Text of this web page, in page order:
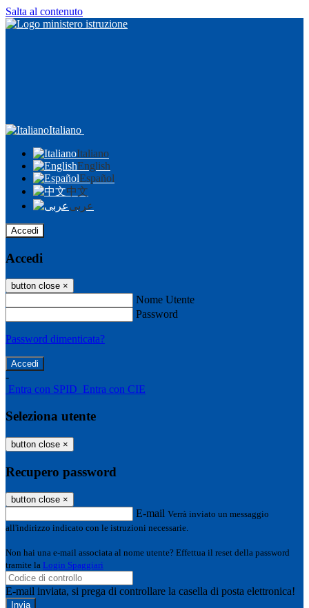
Salta al contenuto
Italiano
Italiano
English
Español
中文
عربى
Accedi
Accedi
button close ×
Nome Utente
Password
Password dimenticata?
-
Entra con SPID Entra con CIE
Seleziona utente
button close ×
Recupero password
button close ×
E-mail Verrà inviato un messaggio
all'indirizzo indicato con le istruzioni necessarie.
Non hai una e-mail associata al nome utente? Effettua il reset della password
tramite la Login Spaggiari
E-mail inviata, si prega di controllare la casella di posta elettronica!